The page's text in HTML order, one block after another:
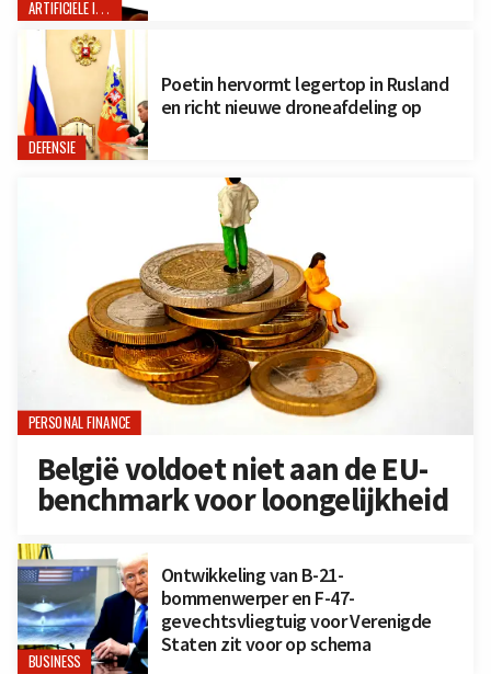
ARTIFICIËLE INTELLIGENTIE
DEFENSIE
Poetin hervormt legertop in Rusland
en richt nieuwe droneafdeling op
PERSONAL FINANCE
België voldoet niet aan de EU-
benchmark voor loongelijkheid
BUSINESS
Ontwikkeling van B-21-
bommenwerper en F-47-
gevechtsvliegtuig voor Verenigde
Staten zit voor op schema